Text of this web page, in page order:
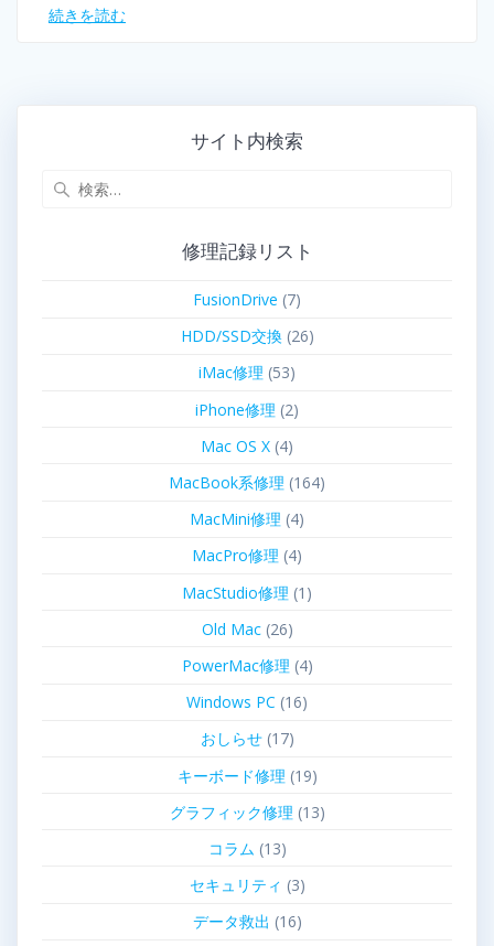
続きを読む
サイト内検索
修理記録リスト
FusionDrive (7)
HDD/SSD交換(26)
iMac修理 (53)
iPhone修理 (2)
Mac OS X (4)
MacBook系修理 (164)
MacMini修理 (4)
MacPro修理 (4)
MacStudio修理 (1)
Old Mac(26)
PowerMac修理 (4)
Windows PC (16)
おしらせ(17)
キーボード修理 (19)
グラフィック修理 (13)
コラム (13)
セキュリティ (3)
データ救出 (16)